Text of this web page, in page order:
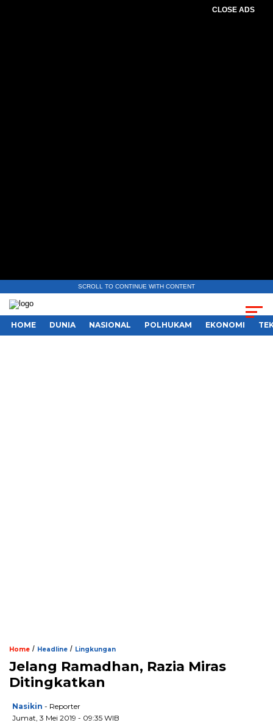
CLOSE ADS
SCROLL TO CONTINUE WITH CONTENT
HOME DUNIA NASIONAL POLHUKAM EKONOMI
Home / Headline / Lingkungan
Jelang Ramadhan, Razia Miras
Ditingkatkan
Nasikin - Reporter
Jumat, 3 Mei 2019 - 09:35 WIB